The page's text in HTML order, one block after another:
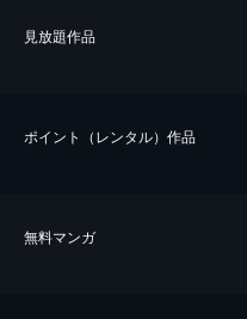
⾒放題作品
ポイント（レンタル）作品
無料マンガ